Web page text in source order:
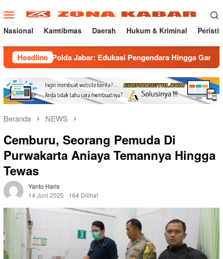
ke
konten
Menu
Mobile
Nasional Kamtibmas Daerah Hukum & Kriminal
Headline
Polda Jabar: Edukasi Pengendara Hingga Ganti Knalpot
Beranda NEWS
Cemburu, Seorang Pemuda Di
Purwakarta Aniaya Temannya Hingga
Tewas
Yanto Haris
14 Juni 2025
164 Dilihat